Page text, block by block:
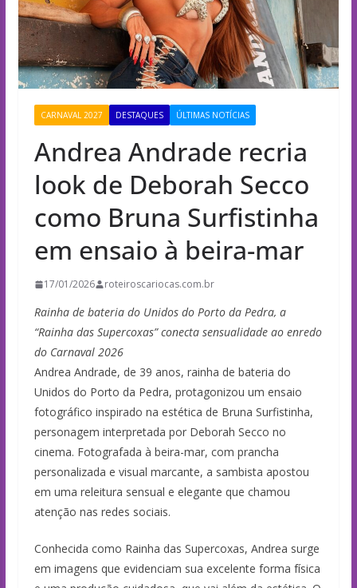
CARNAVAL 2027 DESTAQUES ÚLTIMAS NOTÍCIAS
Andrea Andrade recria
look de Deborah Secco
como Bruna Surfistinha
em ensaio à beira-mar
17/01/2026 roteiroscariocas.com.br
Rainha de bateria do Unidos do Porto da Pedra, a
“Rainha das Supercoxas” conecta sensualidade ao enredo
do Carnaval 2026
Andrea Andrade, de 39 anos, rainha de bateria do
Unidos do Porto da Pedra, protagonizou um ensaio
fotográfico inspirado na estética de Bruna Surfistinha,
personagem interpretada por Deborah Secco no
cinema. Fotografada à beira-mar, com prancha
personalizada e visual marcante, a sambista apostou
em uma releitura sensual e elegante que chamou
atenção nas redes sociais.
Conhecida como Rainha das Supercoxas, Andrea surge
em imagens que evidenciam sua excelente forma física